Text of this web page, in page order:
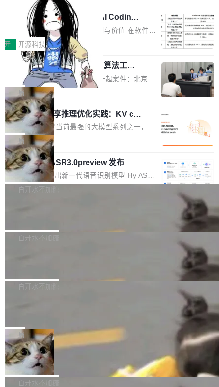
齐。 SolonCode 是什么 SolonCode 是杭州无
耳科技研发的企业级终端编码智能体——一位全
中文驱动的数字员工，自主理解需求、规划步
骤、编写代码。不挑模型、不挑平台，curl 一行
装完即用。 开源地址：Gitee · GitCode · GitHu
b 安装 支持 Java 8+（8~26）、macOS / Linu
x / Windows / Harmony PC。 # macOS / Linu
x / Harmony PC curl -fsSL https://solon.noea
r.org/solon...
让“代码语义理解”深度释放AI Coding
价值潜能：华为云码道（CodeArts）
代码仓技术解析
一、代码仓深度理解技术的作用与价值 在软件工
程实践中，代码仓是企业核心知识资产的主要载
体。企业级代码仓库通常包含数十万乃至数百万
个文件，其规模远超单次模型调用可承载的上下
文窗口。随着项目规模的持续扩张与代码历史的
不断累积，代码仓中的模块关系、接口契约、业
务逻辑等关键信息往往分散于数十乃至数百个文
件之中，形成高度复杂的知识关联网络。传统的
代码检索手段（如关键词匹配、目录遍历）仅能
在语法层面完成文本定位，难以触及代码的语义
内涵与结构关联，导致开发者使用代码智能体在
理解大规模代码仓时面临显著"代码仓理解"瓶
颈。 代码仓深度理解服务（以下简称" CodeBas
e深度理解服务"）是华为云码道（CodeA...
开 开源科技
一条“删库”命令跑 17 小时，算法工程
师删光 89TB 数据只为干私活
最高人民检察院8月4日公布了一起案件：北京一
名90后算法工程师王某，为了给自己接的私活腾
服务器空间，删光了公司AI游戏部门的全部核心
数据。 王某2024年1月入职东城区某科技公司AI
短剧部门，有互联网大厂背景。在公司内部架构
调整期间，部门三次通知全员将数据从A集群迁
移到B集群，王某都回复了"收到"。 他没有迁移
数据。2024年9月3日下午4点，他使用此前登录
的账号密码进入A集群，输入了一条被程序员圈
称为"删库跑路"的命令——最高管理员权限、无
自研的多个文生3D和...
局
Cloudflare 分享推理优化实践：KV ca
che 量化 + 权重压缩，吞吐量提升 4
1%，成本降 30%
Kimi 和 GLM 是当前最强的大模型系列之一，但
它们有一个共同的问题：太吃显存了。月之暗面
的 Kimi K 系列和智谱的 GLM 都是长上下文、M
oE 架构的大模型，好用到让人上瘾，但 GPU 显
存永远不够用。 Cloudflare 的 Workers AI 团队
一直在跑这些模型的推理。他们在官方博客上发
整性保护。效果是：吞吐量提升 41%，每 token
局
腾讯混元 Hy ASR3.0preview 发布
腾讯混元正式推出新一代语音识别模型 Hy ASR
3.0preview。基于最新一代大语言模型 Hy3 的
让语音识别不再只是听清，而是真正听懂。通过
w 不要求标准普通话，方言识别覆盖粤语、吴语
白开水不加糖
新和少量网页兼容性修复版本。 Changes/fixe
容提供的字体时出现的几个问题 为避免音频加
质的最低采样率）的音频格式将被拒绝 修复了 C
SS 圆角虚线样式中可能存在的问题 如果表单中
的图像元素不在同一个子树中，则它们将不再关
联 加...
白开水不加糖
发布的 Release Notes，他利用 AI 工具（如 Co
最强的若干项。对于尚未正式发版的 PG 19，则
通过拉取过去一年内（从 PG 18 Beta1 时间点
至今）的所有 commit，同样交由 AI 分析提炼。
经过人工复核，准确度令人满意。这一方法也为
社区爱好者提供了高效跟踪新版本的思路。
白开水不加糖
维护工作一直与我的日常工作、家务、社交生活
和休闲娱乐竞争时间。" 这是 libexpat 维护者 S
ebastian Pipping 写在博客里的话。8 月 4 日，
他宣布了一个新消息：从 2026 年 8 月 1 日起，
他可以全职维护 libexpat 了，最长 6 个月。发
局
Firefox 153.0.3 发布
Firefox 153.0.3 现已发布，具体更新内容如
下： New Smart Window 包含多项增强功能：
白开水不加糖